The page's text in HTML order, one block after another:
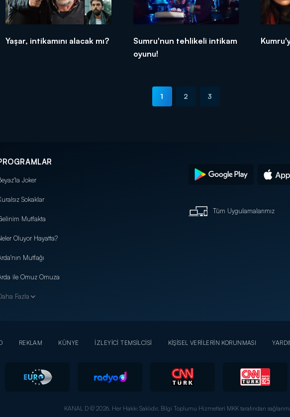
Yaşar, intikamını alacak mı?
Sumru'nun tehlikeli intikam
oyunu!
1 2 3
Joker
Sokaklar
Mutfakta
Oluyor Hayatta?
Mutfağı
ile Omuz Omuza
Fazla
Tüm Uygulamalarımız
REKLAM KÜNYE İZLEYİCİ TEMSİLCİSİ KİŞİSEL VERİLERİN KORUNMASI
KANAL D © 2026. Her Hakkı Saklıdır. Bilgi Toplumu Hizmetleri MKK tarafından